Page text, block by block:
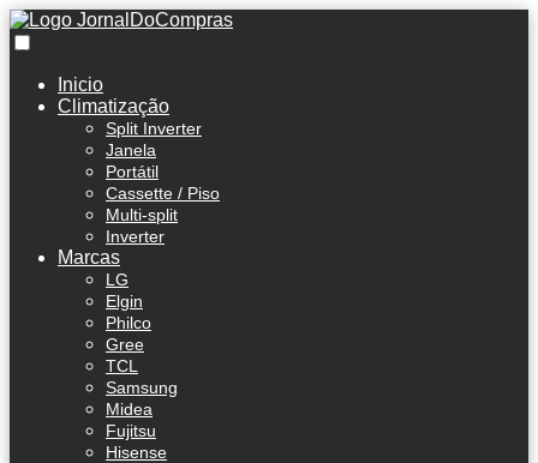
Inicio
Climatização
Split Inverter
Janela
Portátil
Cassette / Piso
Multi-split
Inverter
Marcas
LG
Elgin
Philco
Gree
TCL
Samsung
Midea
Fujitsu
Hisense